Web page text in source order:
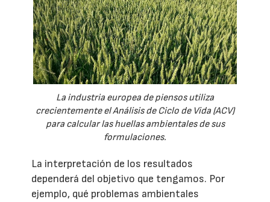
La industria europea de piensos utiliza
crecientemente el Análisis de Ciclo de Vida (ACV)
para calcular las huellas ambientales de sus
formulaciones.
La interpretación de los resultados
dependerá del objetivo que tengamos. Por
ejemplo, qué problemas ambientales